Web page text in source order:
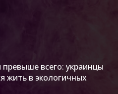
превыше всего: украинцы
жить в экологичных